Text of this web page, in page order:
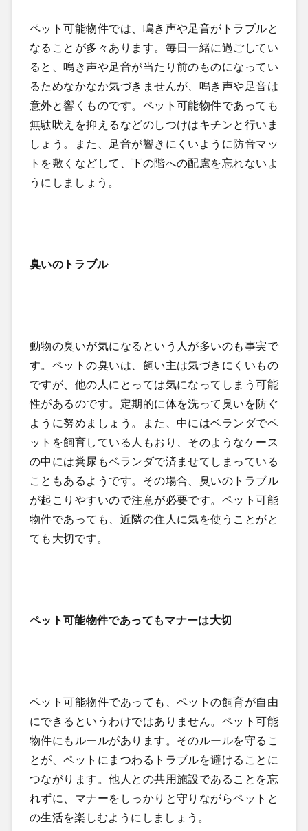
ペット可能物件では、鳴き声や足音がトラブルと
なることが多々あります。毎日一緒に過ごしてい
ると、鳴き声や足音が当たり前のものになってい
るためなかなか気づきませんが、鳴き声や足音は
意外と響くものです。ペット可能物件であっても
無駄吠えを抑えるなどのしつけはキチンと行いま
しょう。また、足音が響きにくいように防音マッ
トを敷くなどして、下の階への配慮を忘れないよ
うにしましょう。
臭いのトラブル
動物の臭いが気になるという人が多いのも事実で
す。ペットの臭いは、飼い主は気づきにくいもの
ですが、他の人にとっては気になってしまう可能
性があるのです。定期的に体を洗って臭いを防ぐ
ように努めましょう。また、中にはベランダでペ
ットを飼育している人もおり、そのようなケース
の中には糞尿もベランダで済ませてしまっている
こともあるようです。その場合、臭いのトラブル
が起こりやすいので注意が必要です。ペット可能
物件であっても、近隣の住人に気を使うことがと
ても大切です。
ペット可能物件であってもマナーは大切
ペット可能物件であっても、ペットの飼育が自由
にできるというわけではありません。ペット可能
物件にもルールがあります。そのルールを守るこ
とが、ペットにまつわるトラブルを避けることに
つながります。他人との共用施設であることを忘
れずに、マナーをしっかりと守りながらペットと
の生活を楽しむようにしましょう。